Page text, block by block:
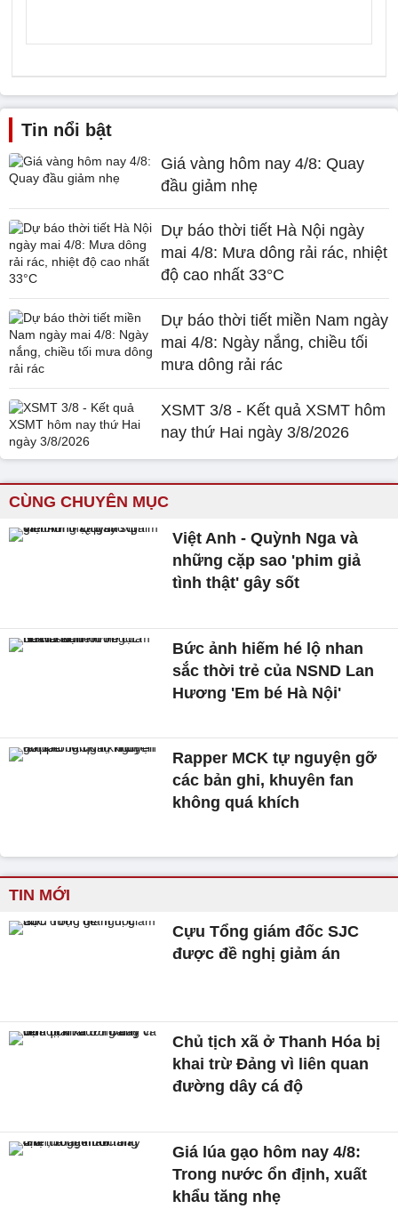
Tin nổi bật
Giá vàng hôm nay 4/8: Quay
đầu giảm nhẹ
Dự báo thời tiết Hà Nội ngày
mai 4/8: Mưa dông rải rác, nhiệt
độ cao nhất 33°C
Dự báo thời tiết miền Nam ngày
mai 4/8: Ngày nắng, chiều tối
mưa dông rải rác
XSMT 3/8 - Kết quả XSMT hôm
nay thứ Hai ngày 3/8/2026
CÙNG CHUYÊN MỤC
Việt Anh - Quỳnh Nga và
những cặp sao 'phim giả
tình thật' gây sốt
Bức ảnh hiếm hé lộ nhan
sắc thời trẻ của NSND Lan
Hương 'Em bé Hà Nội'
Rapper MCK tự nguyện gỡ
các bản ghi, khuyên fan
không quá khích
TIN MỚI
Cựu Tổng giám đốc SJC
được đề nghị giảm án
Chủ tịch xã ở Thanh Hóa bị
khai trừ Đảng vì liên quan
đường dây cá độ
Giá lúa gạo hôm nay 4/8:
Trong nước ổn định, xuất
khẩu tăng nhẹ